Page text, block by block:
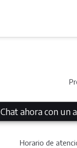
Chat ahora con un
Horario de